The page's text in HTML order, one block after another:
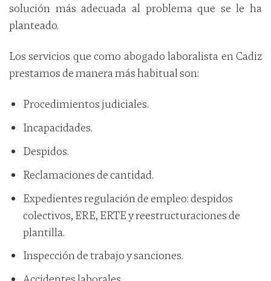
solución más adecuada al problema que se le ha
planteado.
Los servicios que como abogado laboralista en Cadiz
prestamos de manera más habitual son:
Procedimientos judiciales.
Incapacidades.
Despidos.
Reclamaciones de cantidad.
Expedientes regulación de empleo: despidos
colectivos, ERE, ERTE y reestructuraciones de
plantilla.
Inspección de trabajo y sanciones.